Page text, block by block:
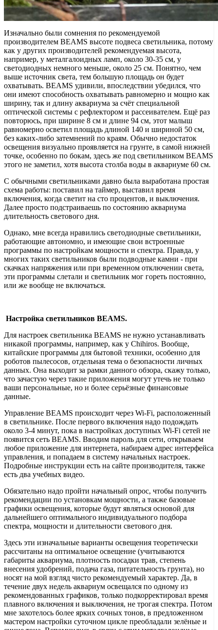
Изначально были сомнения по рекомендуемой
производителем BEAMS высоте подвеса светильника, потому
как у других производителей рекомендуемая высота,
например, у металгалоидных ламп, около 30-35 см, у
светодиодных немного меньше, около 25 см. Понятно, чем
выше источник света, тем большую площадь он будет
охватывать. BEAMS удивили, впоследствии убедился, что
они имеют способность охватывать равномерно и мощно как
ширину, так и длину аквариума за счёт специальной
оптической системы с рефлектором и рассеивателем. Ещё раз
повторюсь, при ширине 8 см и длине 94 см, этот малыш
равномерно осветил площадь длиной 140 и шириной 50 см,
без каких-либо затемнений по краям. Обычно недостаток
освещения визуально проявляется на грунте, в самой нижней
точке, особенно по бокам, здесь же под светильником BEAMS
этого не заметил, хотя высота столба воды в аквариуме 60 см.
С обычными светильниками давно была выработана простая
схема работы: поставил на таймер, выставил время
включения, когда светит на сто процентов, и выключения.
Далее просто подстраиваешь по состоянию аквариума
длительность светового дня.
Однако, мне всегда нравились светодиодные светильники,
работающие автономно, и имеющие свои встроенные
программы по настройкам мощности и спектра. Правда, у
многих таких светильников были подводные камни - при
скачках напряжения или при временном отключении света,
эти программы слетали и светильник мог гореть постоянно,
или же вообще не включаться.
Настройка светильников BEAMS.
Для настроек светильника BEAMS не нужно устанавливать
никакой программы, например, как у Chihiros. Вообще,
китайские программы для бытовой техники, особенно для
роботов пылесосов, отдельная тема о безопасности личных
данных. Она выходит за рамки данного обзора, скажу только,
что зачастую через такие приложения могут утечь не только
ваши персональные, но и более серьёзные финансовые
данные.
Управление BEAMS происходит через Wi-Fi, расположенный
в светильнике. После первого включения надо подождать
около 3-4 минут, пока в настройках доступных Wi-Fi сетей не
появится сеть BEAMS. Вводим пароль для сети, открываем
любое приложение для интернета, набираем адрес интерфейса
управления, и попадаем в систему начальных настроек.
Подробные инструкции есть на сайте производителя, также
есть два учебных видео.
Обязательно надо пройти начальный опрос, чтобы получить
рекомендации по установкам мощности, а также базовые
графики освещения, которые будут являться основой для
дальнейшего оптимального индивидуального подбора
спектра, мощности и длительности светового дня.
Здесь эти изначальные варианты освещения теоретически
рассчитаны на оптимальное освещение (учитываются
габариты аквариума, плотность посадки трав, степень
внесения удобрений, подача газа, питательность грунта), но
носят на мой взгляд чисто рекомендуемый характер. Да, в
течение двух недель аквариум освещался по одному из
рекомендованных графиков, только подкорректировал время
плавного включения и выключения, не трогая спектра. Потом
мне захотелось более ярких сочных тонов, в предложенном
мастером настройки суточном цикле преобладали зелёные и